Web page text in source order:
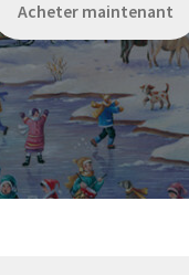
Acheter maintenant